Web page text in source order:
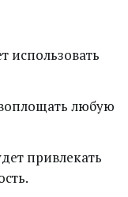
использовать
любую
привлекать